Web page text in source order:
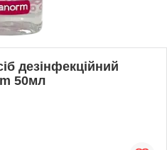
дезінфекційний
50мл